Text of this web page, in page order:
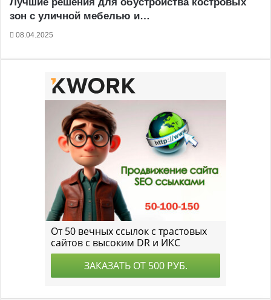
зон с уличной мебелью и…
08.04.2025